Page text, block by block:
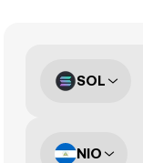
SOL
NIO